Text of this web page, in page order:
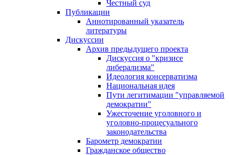
Честный суд
Публикации
Аннотированный указатель
литературы
Дискуссии
Архив предыдущего проекта
Дискуссия о "кризисе
либерализма"
Идеология консерватизма
Национальная идея
Пути легитимации "управляемой
демократии"
Ужесточение уголовного и
уголовно-процесуального
законодательства
Барометр демократии
Гражданское общество